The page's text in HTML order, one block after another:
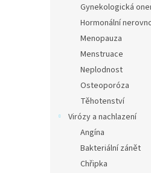
Gynekologická
Hormonální
Menopauza
Menstruace
Neplodnost
Osteoporóza
Těhotenství
Virózy a nachlazení
Angína
Bakteriální zánět
Chřipka